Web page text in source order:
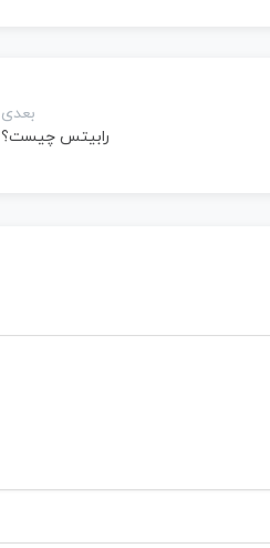
بعدی
رابیتس چیست؟